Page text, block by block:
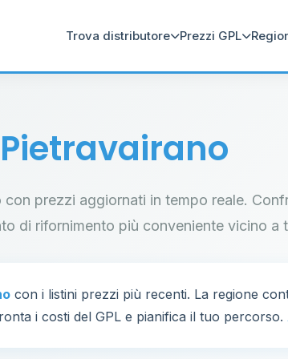
Trova distributore Prezzi GPL
Pietravairano
prezzi aggiornati in tempo reale.
di rifornimento più conveniente vicino a
con i listini prezzi più recenti. La regione
i costi del GPL e pianifica il tuo percorso.